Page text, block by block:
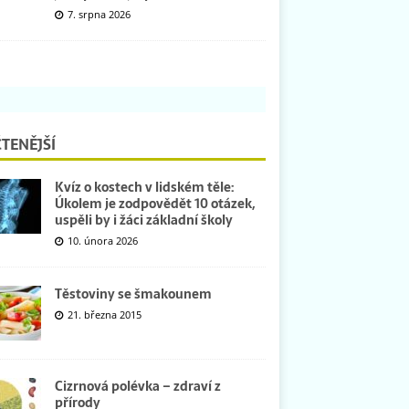
7. srpna 2026
Kvíz o kostech v lidském těle:
Úkolem je zodpovědět 10 otázek,
uspěli by i žáci základní školy
10. února 2026
Těstoviny se šmakounem
21. března 2015
Cizrnová polévka – zdraví z
přírody